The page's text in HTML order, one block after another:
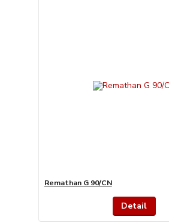
Remathan G 90/CN
Detail